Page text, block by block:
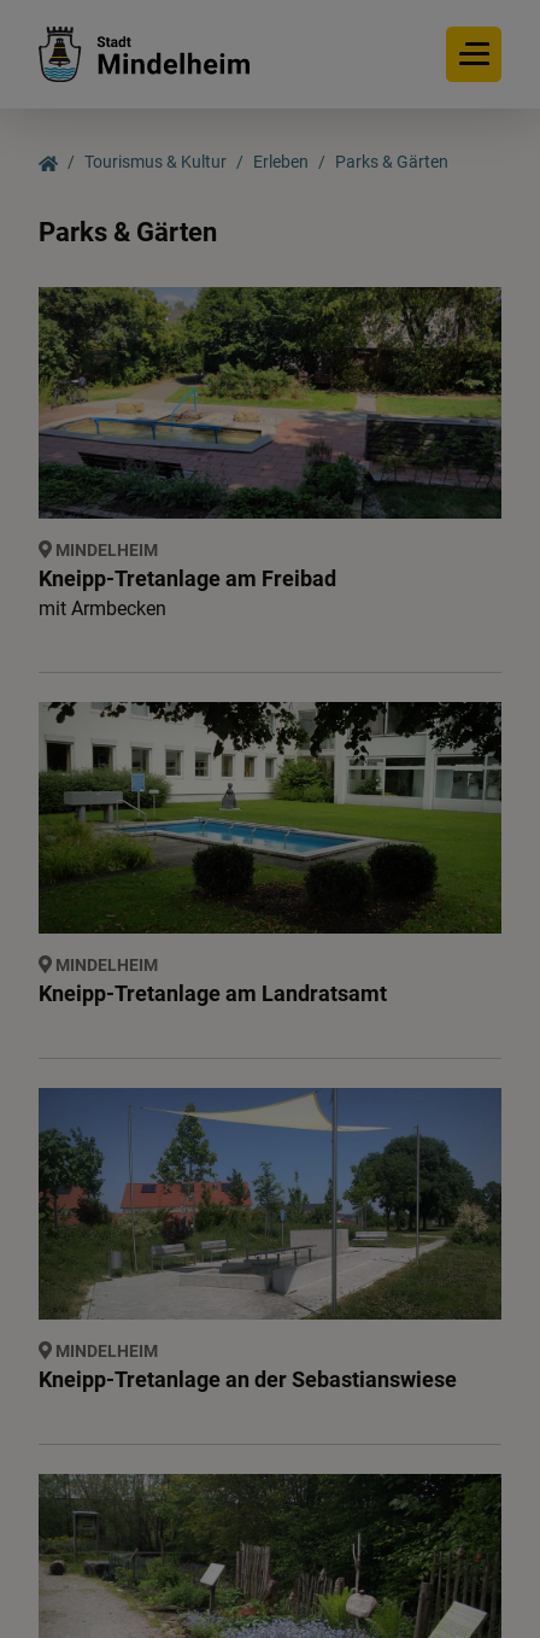
Tourismus & Kultur
Entdecken
Erleben
Veranstaltungen
Mindelheimer Gastgeber
Service
Kultur:
Bodendenkmalpflege
Tourismus & Kultur Erleben Parks & Gärten
Parks & Gärten
MINDELHEIM
Kneipp-Tretanlage am Freibad
mit Armbecken
MINDELHEIM
Kneipp-Tretanlage am Landratsamt
MINDELHEIM
Kneipp-Tretanlage an der Sebastianswiese